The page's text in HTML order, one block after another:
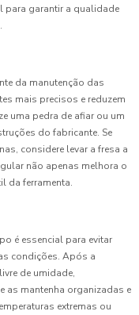
para garantir a qualidade
da manutenção das
mais precisos e reduzem
uma pedra de afiar ou um
do fabricante. Se
considere levar a fresa a
não apenas melhora o
da ferramenta.
é essencial para evitar
condições. Após a
de umidade,
as mantenha organizadas e
extremas ou